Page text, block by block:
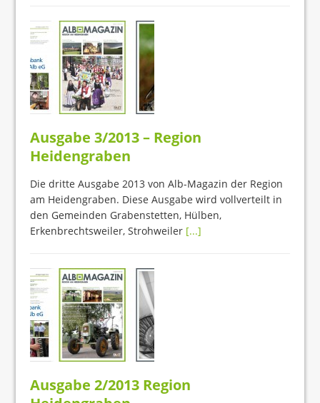
Ausgabe 3/2013 – Region
Heidengraben
Die dritte Ausgabe 2013 von Alb-Magazin der Region
am Heidengraben. Diese Ausgabe wird vollverteilt in
den Gemeinden Grabenstetten, Hülben,
Erkenbrechtsweiler, Strohweiler [...]
Ausgabe 2/2013 Region